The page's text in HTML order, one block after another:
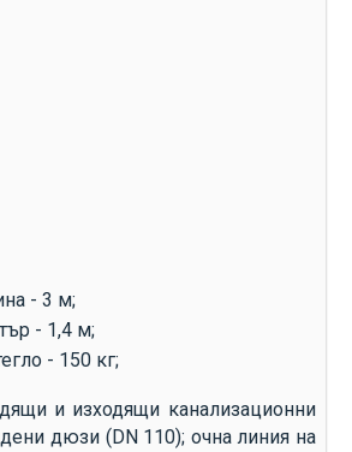
- 3 м;
- 1,4 м;
- 150 кг;
и изходящи канализационни
дюзи (DN 110); очна линия на